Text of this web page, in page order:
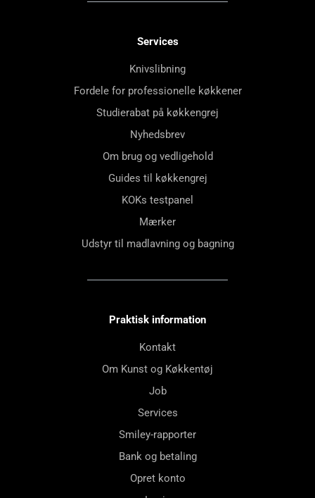
Services
Knivslibning
Fordele for professionelle køkkener
Studierabat på køkkengrej
Nyhedsbrev
Om brug og vedligehold
Guides til køkkengrej
KOKs testpanel
Mærker
Udstyr til madlavning og bagning
Praktisk information
Kontakt
Om Kunst og Køkkentøj
Job
Services
Smiley-rapporter
Bank og betaling
Opret konto